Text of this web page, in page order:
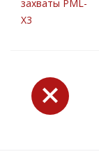
захваты PML-
X3